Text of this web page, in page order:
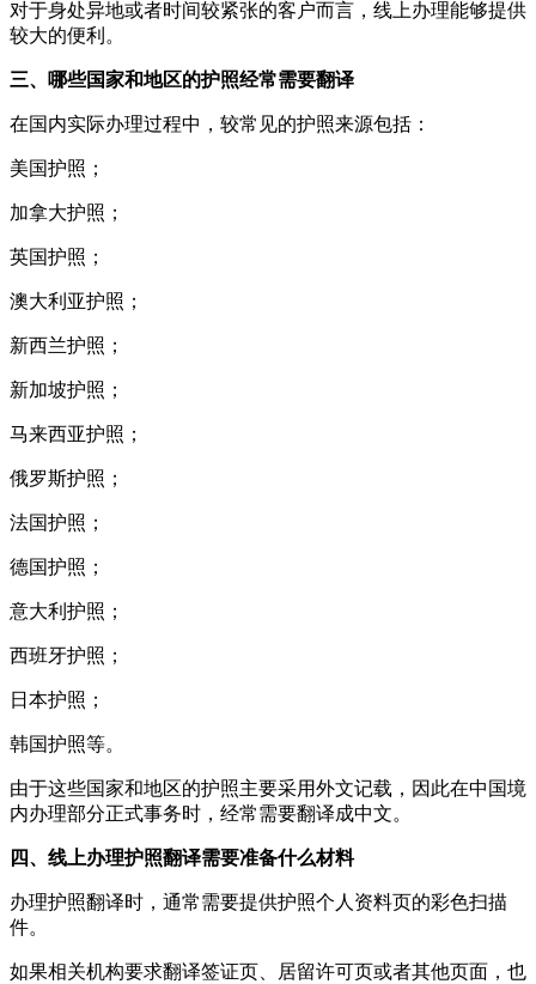
对于身处异地或者时间较紧张的客户而言，线上办理能够提供
较大的便利。
三、哪些国家和地区的护照经常需要翻译
在国内实际办理过程中，较常见的护照来源包括：
美国护照；
加拿大护照；
英国护照；
澳大利亚护照；
新西兰护照；
新加坡护照；
马来西亚护照；
俄罗斯护照；
法国护照；
德国护照；
意大利护照；
西班牙护照；
日本护照；
韩国护照等。
由于这些国家和地区的护照主要采用外文记载，因此在中国境
内办理部分正式事务时，经常需要翻译成中文。
四、线上办理护照翻译需要准备什么材料
办理护照翻译时，通常需要提供护照个人资料页的彩色扫描
件。
如果相关机构要求翻译签证页、居留许可页或者其他页面，也